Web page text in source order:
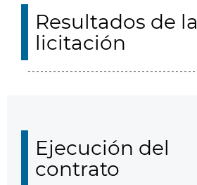
Resultados de la
licitación
Ejecución del
contrato